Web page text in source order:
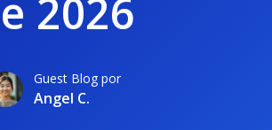
2026
Guest Blog por
Angel C.